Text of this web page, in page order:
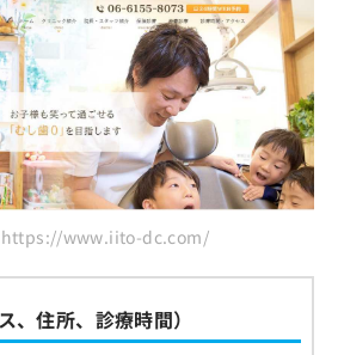
www.iito-dc.com/
、住所、診療時間）